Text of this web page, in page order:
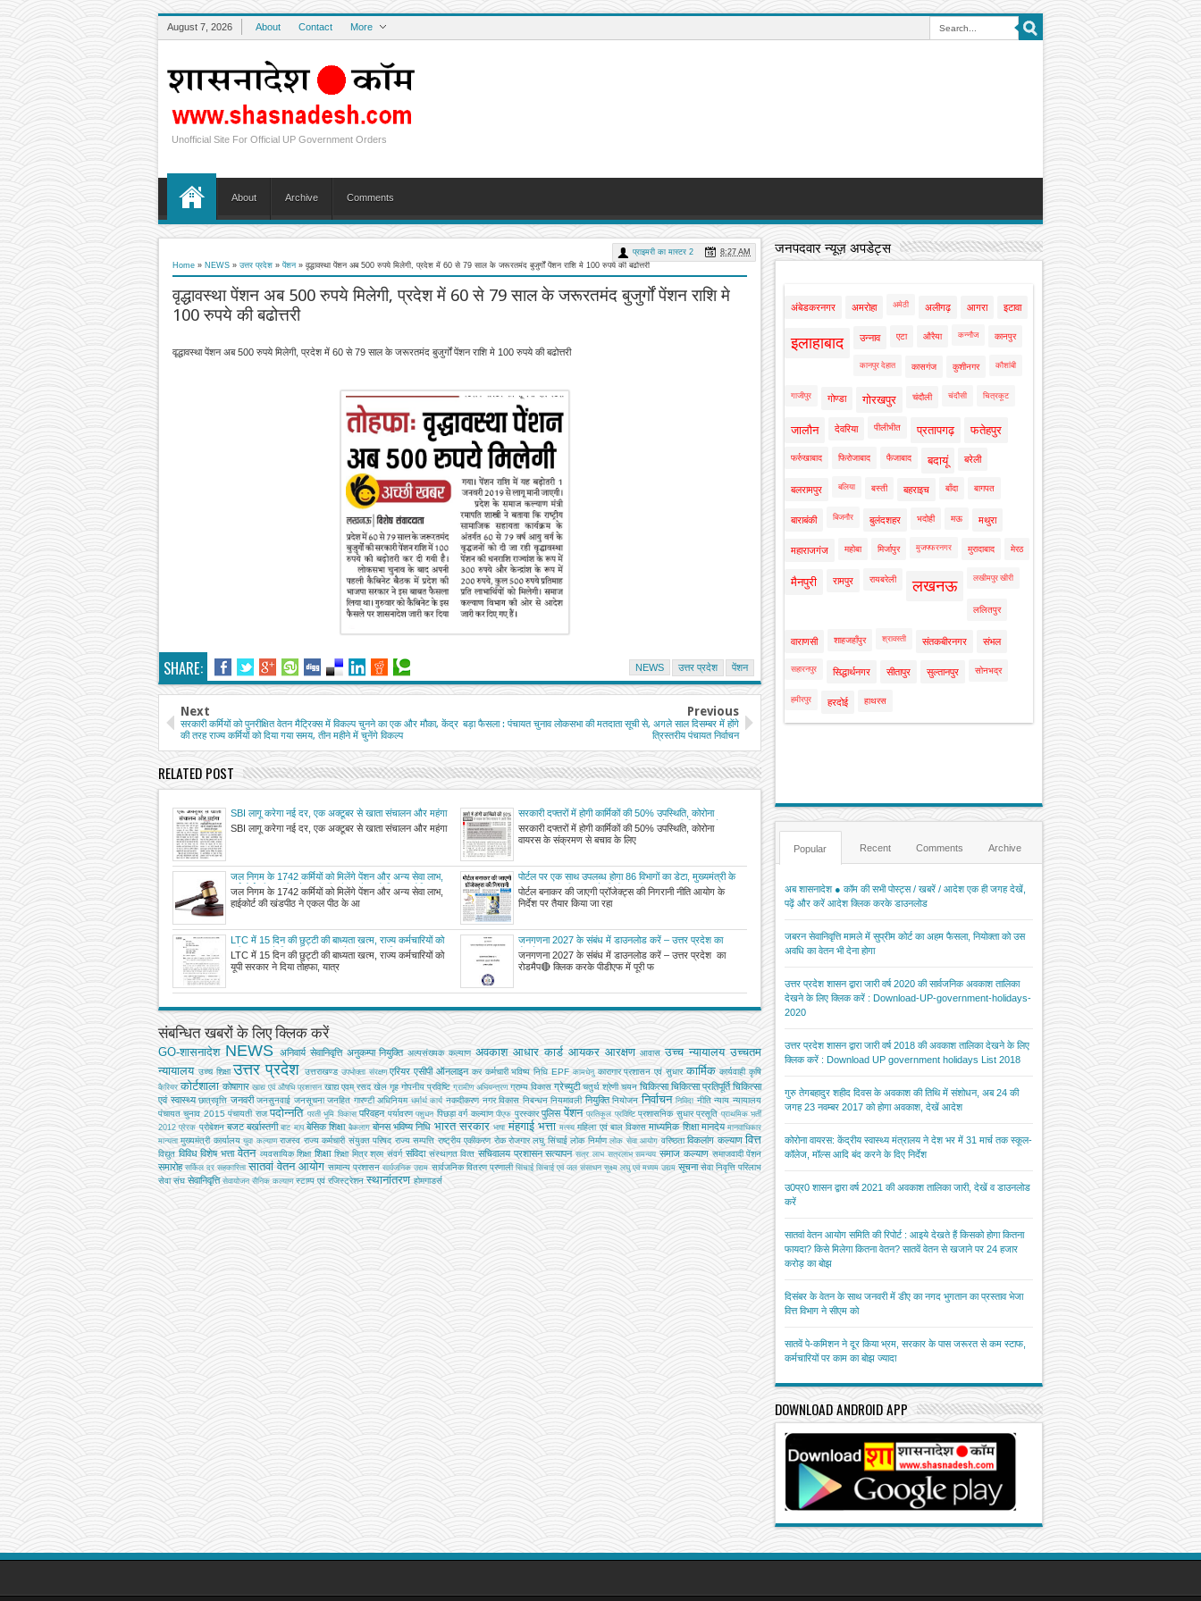
August 7, 2026 About Contact More
Unofficial Site For Official UP Government Orders
About Archive Comments
Home » NEWS » उत्तर प्रदेश » पेंशन» वृद्धावस्था पेंशन अब 500 रुपये मिलेगी, प्रदेश में 60 से 79 साल के जरूरतमंद बुजुर्गों पेंशन राशि मे 100 रुपये की बढोत्तरी
वृद्धावस्था पेंशन अब 500 रुपये मिलेगी, प्रदेश में 60 से 79 साल के जरूरतमंद बुजुर्गों पेंशन राशि मे
100 रुपये की बढोत्तरी
प्राइमरी का मास्टर 2 8:27 AM
NEWS उत्तर प्रदेश पेंशन
वृद्धावस्था पेंशन अब 500 रुपये मिलेगी, प्रदेश में 60 से 79 साल के जरूरतमंद बुजुर्गों पेंशन राशि मे 100 रुपये की बढोत्तरी
SHARE:
Next
सरकारी कर्मियों को पुनरीक्षित वेतन मैट्रिक्स में विकल्प चुनने का एक और मौका, केंद्र
की तरह राज्य कर्मियों को दिया गया समय, तीन महीने में चुनेंगे विकल्प
Previous
बड़ा फैसला : पंचायत चुनाव लोकसभा की मतदाता सूची से, अगले साल दिसम्बर में होंगे
त्रिस्तरीय पंचायत निर्वाचन
RELATED POST
SBI लागू करेगा नई दर, एक अक्टूबर से खाता संचालन और महंगा
SBI लागू करेगा नई दर, एक अक्टूबर से खाता संचालन और महंगा
सरकारी दफ्तरों में होगी कार्मिकों की 50% उपस्थिति, कोरोना
वायरस के संक्रमण से बचाव के लिए शासन ने जारी किया आदेश
सरकारी दफ्तरों में होगी कार्मिकों की 50% उपस्थिति, कोरोना
वायरस के संक्रमण से बचाव के लिए
जल निगम के 1742 कर्मियों को मिलेंगे पेंशन और अन्य सेवा लाभ,
हाईकोर्ट की खंडपीठ ने एकल पीठ के आदेश को किया संशोधित
जल निगम के 1742 कर्मियों को मिलेंगे पेंशन और अन्य सेवा लाभ,
हाईकोर्ट की खंडपीठ ने एकल पीठ के आ
पोर्टल पर एक साथ उपलब्ध होगा 86 विभागों का डेटा, मुख्यमंत्री के
अलावा जनता भी जान सकेगी योजनाओं का हाल
पोर्टल बनाकर की जाएगी प्रॉजेक्ट्स की निगरानी नीति आयोग के
निर्देश पर तैयार किया जा रहा
LTC में 15 दिन की छुट्टी की बाध्यता खत्म, राज्य कर्मचारियों को
यूपी सरकार ने दिया तोहफा, यात्रा के दौरान 10 दिन तक अवकाश
नकदीकरण भी
LTC में 15 दिन की छुट्टी की बाध्यता खत्म, राज्य कर्मचारियों को
यूपी सरकार ने दिया तोहफा, यात्र
जनगणना 2027 के संबंध में डाउनलोड करें – उत्तर प्रदेश का
रोडमैप
जनगणना 2027 के संबंध में डाउनलोड करें – उत्तर प्रदेश का
रोडमैप🔴 क्लिक करके पीडीएफ में पूरी फ
संबन्धित खबरों के लिए क्लिक करें
GO-शासनादेश NEWS अनिवार्य सेवानिवृत्ति अनुकम्पा नियुक्ति अल्‍पसंख्‍यक कल्‍याण अवकाश आधार कार्ड आयकर आरक्षण आवास उच्च न्यायालय उच्चतम
न्यायालय उच्‍च शिक्षा उत्तर प्रदेश उत्तराखण्ड उपभोक्‍ता संरक्षण एरियर एसीपी ऑनलाइन कर कर्मचारी भविष्य निधि EPF कामधेनु कारागार प्रशासन एवं सुधार कार्मिक कार्यवाही कृषि
कैरियर कोर्टशाला कोषागार खाद्य एवं औषधि प्रशासन खाद्य एवम् रसद खेल गृह गोपनीय प्रविष्टि ग्रामीण अभियन्‍त्रण ग्राम्य विकास ग्रेच्युटी चतुर्थ श्रेणी चयन चिकित्सा चिकित्सा प्रतिपूर्ति चिकित्‍सा
एवं स्वास्थ्य छात्रवृत्ति जनवरी जनसुनवाई जनसूचना जनहित गारण्टी अधिनियम धर्मार्थ कार्य नकदीकरण नगर विकास निबन्‍धन नियमावली नियुक्ति नियोजन निर्वाचन निविदा नीति न्याय न्यायालय
पंचायत चुनाव 2015 पंचायती राज पदोन्नति परती भूमि विकास परिवहन पर्यावरण पशुधन पिछड़ा वर्ग कल्‍याण पीएफ पुरस्कार पुलिस पेंशन प्रतिकूल प्रविष्टि प्रशासनिक सुधार प्रसूति प्राथमिक भर्ती
2012 प्रेरक प्रोबेशन बजट बर्खास्तगी बाट माप बेसिक शिक्षा बैकलाग बोनस भविष्य निधि भारत सरकार भाषा मंहगाई भत्ता मत्‍स्‍य महिला एवं बाल विकास माध्यमिक शिक्षा मानदेय मानवाधिकार
मान्यता मुख्‍यमंत्री कार्यालय युवा कल्याण राजस्व राज्य कर्मचारी संयुक्त परिषद राज्य सम्पत्ति राष्ट्रीय एकीकरण रोक रोजगार लघु सिंचाई लोक निर्माण लोक सेवा आयोग वरिष्ठता विकलांग कल्याण वित्त
विद्युत विविध विशेष भत्ता वेतन व्‍यवसायिक शिक्षा शिक्षा शिक्षा मित्र श्रम संवर्ग संविदा संस्‍थागत वित्‍त सचिवालय प्रशासन सत्यापन सत्र लाभ सत्रलाभ समन्वय समाज कल्याण समाजवादी पेंशन
समारोह सर्किल दर सहकारिता सातवां वेतन आयोग सामान्य प्रशासन सार्वजनिक उद्यम सार्वजनिक वितरण प्रणाली सिंचाई सिंचाई एवं जल संसाधन सूक्ष्म लघु एवं मध्यम उद्यम सूचना सेवा निवृत्ति परिलाभ
सेवा संघ सेवानिवृत्ति सेवायोजन सैनिक कल्‍याण स्टाम्प एवं रजिस्ट्रेशन स्थानांतरण होमगाडर्स
जनपदवार न्यूज़ अपडेट्स
अंबेडकरनगर अमरोहा अमेठी अलीगढ़ आगरा इटावा
इलाहाबाद उन्नाव एटा औरैया कन्नौज कानपुर
कानपुर देहात कासगंज कुशीनगर कौशांबी
गाजीपुर गोण्डा गोरखपुर चंदौली चंदौसी चित्रकूट
जालौन देवरिया पीलीभीत प्रतापगढ़ फतेहपुर
फर्रुखाबाद फिरोजाबाद फैजाबाद बदायूं बरेली
बलरामपुर बलिया बस्ती बहराइच बाँदा बागपत
बाराबंकी बिजनौर बुलंदशहर भदोही मऊ मथुरा
महाराजगंज महोबा मिर्जापुर मुजफ्फरनगर मुरादाबाद मेरठ
मैनपुरी रामपुर रायबरेली लखनऊ लखीमपुर खीरी
ललितपुर
वाराणसी शाहजहाँपुर श्रावस्ती संतकबीरनगर संभल
सहारनपुर सिद्धार्थनगर सीतापुर सुल्तानपुर सोनभद्र
हमीरपुर हरदोई हाथरस
Popular Recent Comments Archive
अब शासनादेश ● कॉम की सभी पोस्ट्स / खबरें / आदेश एक ही जगह देखें,
पढ़ें और करें आदेश क्लिक करके डाउनलोड
जबरन सेवानिवृत्ति मामले में सुप्रीम कोर्ट का अहम फैसला, नियोक्ता को उस
अवधि का वेतन भी देना होगा
उत्तर प्रदेश शासन द्वारा जारी वर्ष 2020 की सार्वजनिक अवकाश तालिका
देखने के लिए क्लिक करें : Download-UP-government-holidays-
2020
उत्तर प्रदेश शासन द्वारा जारी वर्ष 2018 की अवकाश तालिका देखने के लिए
क्लिक करें : Download UP government holidays List 2018
गुरु तेगबहादुर शहीद दिवस के अवकाश की तिथि में संशोधन, अब 24 की
जगह 23 नवम्बर 2017 को होगा अवकाश, देखें आदेश
कोरोना वायरस: केंद्रीय स्वास्थ्य मंत्रालय ने देश भर में 31 मार्च तक स्कूल-
कॉलेज, मॉल्स आदि बंद करने के दिए निर्देश
उ0प्र0 शासन द्वारा वर्ष 2021 की अवकाश तालिका जारी, देखें व डाउनलोड
करें
सातवां वेतन आयोग समिति की रिपोर्ट : आइये देखते हैं किसको होगा कितना
फायदा? किसे मिलेगा कितना वेतन? सातवें वेतन से खजाने पर 24 हजार
करोड़ का बोझ
दिसंबर के वेतन के साथ जनवरी में डीए का नगद भुगतान का प्रस्ताव भेजा
वित्त विभाग ने सीएम को
सातवें पे-कमिशन ने दूर किया भ्रम, सरकार के पास जरूरत से कम स्टाफ,
कर्मचारियों पर काम का बोझ ज्यादा
DOWNLOAD ANDROID APP